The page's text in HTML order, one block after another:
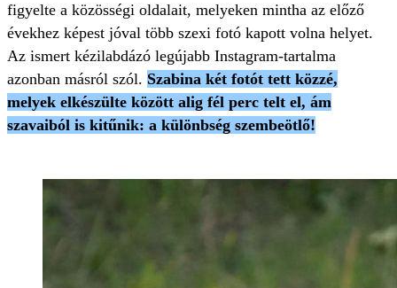
figyelte a közösségi oldalait, melyeken mintha az előző
évekhez képest jóval több szexi fotó kapott volna helyet.
Az ismert kézilabdázó legújabb Instagram-tartalma
azonban másról szól. Szabina két fotót tett közzé,
melyek elkészülte között alig fél perc telt el, ám
szavaiból is kitűnik: a különbség szembeötlő!